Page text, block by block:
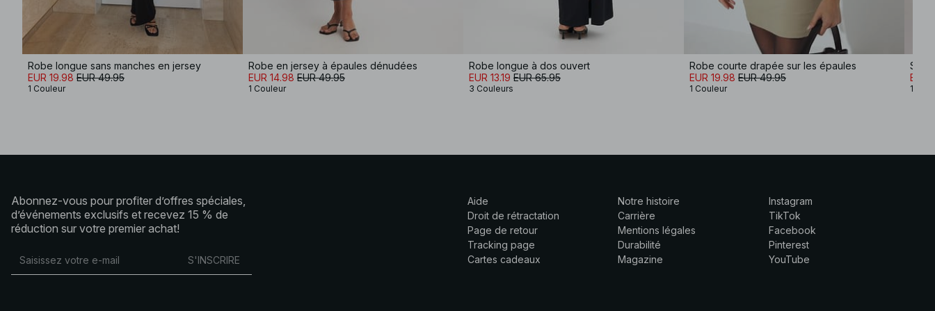
Robe longue sans manches en jersey
EUR 19.98 EUR 49.95
1 Couleur
Robe en jersey à épaules dénudées
EUR 14.98 EUR 49.95
1 Couleur
Robe longue à dos ouvert
EUR 13.19 EUR 65.95
3 Couleurs
Robe courte drapée sur les épaules
EUR 19.98 EUR 49.95
1 Couleur
EUR
1
Abonnez-vous pour profiter d’offres spéciales,
d’événements exclusifs et recevez 15 % de
réduction sur votre premier achat!
S'INSCRIRE
Aide
Droit de rétractation
Page de retour
Tracking page
Cartes cadeaux
Notre histoire
Carrière
Mentions légales
Durabilité
Magazine
Instagram
TikTok
Facebook
Pinterest
YouTube